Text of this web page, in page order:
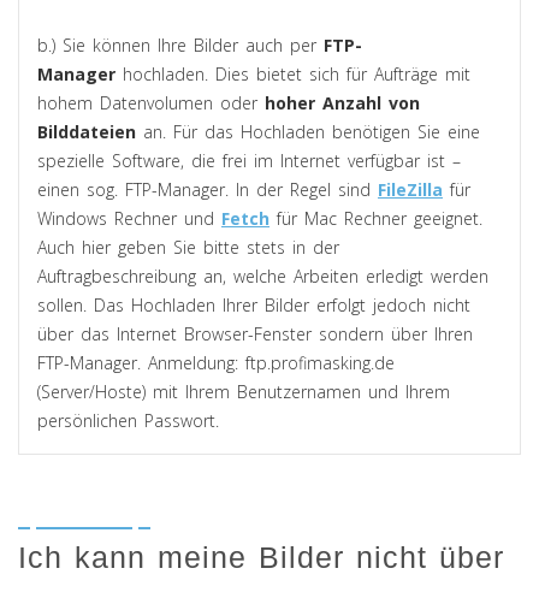
b.) Sie können Ihre Bilder auch per FTP-
Manager hochladen. Dies bietet sich für Aufträge mit
hohem Datenvolumen oder hoher Anzahl von
Bilddateien an. Für das Hochladen benötigen Sie eine
spezielle Software, die frei im Internet verfügbar ist –
einen sog. FTP-Manager. In der Regel sind FileZilla für
Windows Rechner und Fetch für Mac Rechner geeignet.
Auch hier geben Sie bitte stets in der
Auftragbeschreibung an, welche Arbeiten erledigt werden
sollen. Das Hochladen Ihrer Bilder erfolgt jedoch nicht
über das Internet Browser-Fenster sondern über Ihren
FTP-Manager. Anmeldung: ftp.profimasking.de
(Server/Hoste) mit Ihrem Benutzernamen und Ihrem
persönlichen Passwort.
Ich kann meine Bilder nicht über